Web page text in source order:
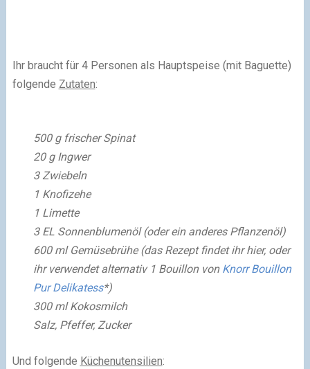
Ihr braucht für 4 Personen als Hauptspeise (mit Baguette)
folgende Zutaten:
500 g frischer Spinat
20 g Ingwer
3 Zwiebeln
1 Knofizehe
1 Limette
3 EL Sonnenblumenöl(oder ein anderes Pflanzenöl)
600 ml Gemüsebrühe(das Rezept findet ihr hier, oder
ihr verwendet alternativ 1 Bouillon von Knorr Bouillon
Pur Delikatess*)
300 ml Kokosmilch
Salz, Pfeffer, Zucker
Und folgende Küchenutensilien: